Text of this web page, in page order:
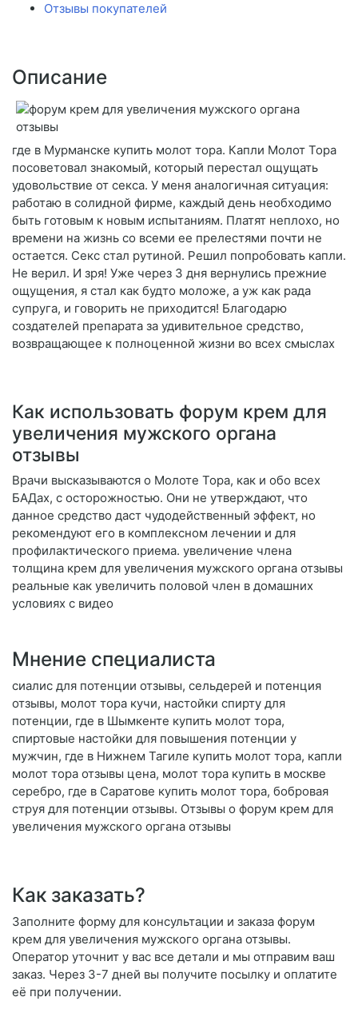
Отзывы покупателей
Описание
где в Мурманске купить молот тора. Капли Молот Тора
посоветовал знакомый, который перестал ощущать
удовольствие от секса. У меня аналогичная ситуация:
работаю в солидной фирме, каждый день необходимо
быть готовым к новым испытаниям. Платят неплохо, но
времени на жизнь со всеми ее прелестями почти не
остается. Секс стал рутиной. Решил попробовать капли.
Не верил. И зря! Уже через 3 дня вернулись прежние
ощущения, я стал как будто моложе, а уж как рада
супруга, и говорить не приходится! Благодарю
создателей препарата за удивительное средство,
возвращающее к полноценной жизни во всех смыслах
Как использовать форум крем для
увеличения мужского органа
отзывы
Врачи высказываются о Молоте Тора, как и обо всех
БАДах, с осторожностью. Они не утверждают, что
данное средство даст чудодейственный эффект, но
рекомендуют его в комплексном лечении и для
профилактического приема. увеличение члена
толщина крем для увеличения мужского органа отзывы
реальные как увеличить половой член в домашних
условиях с видео
Мнение специалиста
сиалис для потенции отзывы, сельдерей и потенция
отзывы, молот тора кучи, настойки спирту для
потенции, где в Шымкенте купить молот тора,
спиртовые настойки для повышения потенции у
мужчин, где в Нижнем Тагиле купить молот тора, капли
молот тора отзывы цена, молот тора купить в москве
серебро, где в Саратове купить молот тора, бобровая
струя для потенции отзывы. Отзывы о форум крем для
увеличения мужского органа отзывы
Как заказать?
Заполните форму для консультации и заказа форум
крем для увеличения мужского органа отзывы.
Оператор уточнит у вас все детали и мы отправим ваш
заказ. Через 3-7 дней вы получите посылку и оплатите
её при получении.